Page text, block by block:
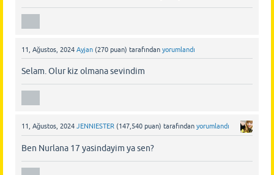
11, Ağustos, 2024 Ayjan (270 puan) tarafından yorumlandı
Selam. Olur kiz olmana sevindim
11, Ağustos, 2024 JENNIESTER (147,540 puan) tarafından yorumlandı
Ben Nurlana 17 yasindayim ya sen?